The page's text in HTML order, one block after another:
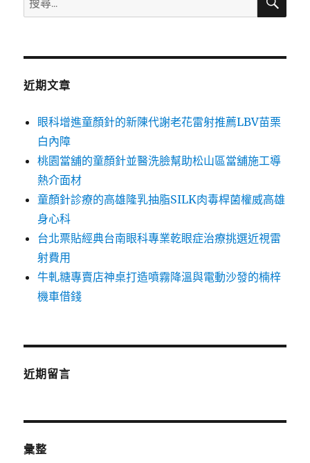
尋
鍵
近期文章
眼科增進童顏針的新陳代謝老花雷射推薦LBV苗栗
白內障
桃園當舖的童顏針並醫洗臉幫助松山區當舖施工導
熱介面材
童顏針診療的高雄隆乳抽脂SILK肉毒桿菌權威高雄
身心科
台北票貼經典台南眼科專業乾眼症治療挑選近視雷
射費用
牛軋糖專賣店神桌打造噴霧降溫與電動沙發的楠梓
機車借錢
近期留言
彙整